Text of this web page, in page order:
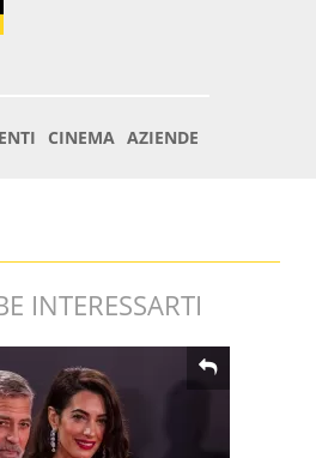
INTERESSARTI